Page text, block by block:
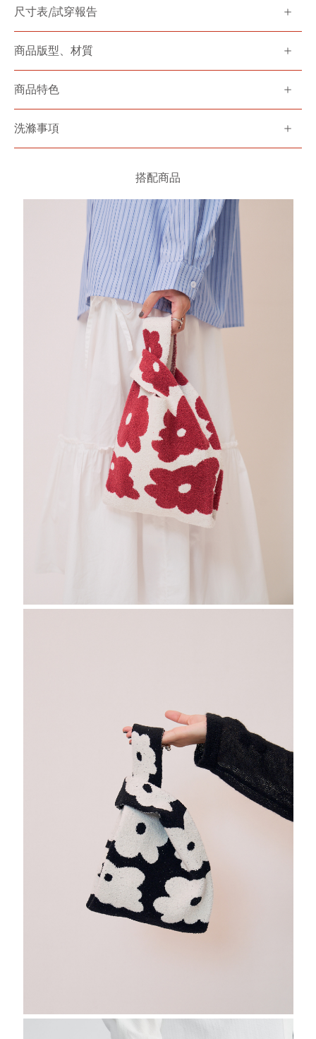
尺寸表/試穿報告
商品版型、材質
商品特色
洗滌事項
搭配商品
你可能會喜歡